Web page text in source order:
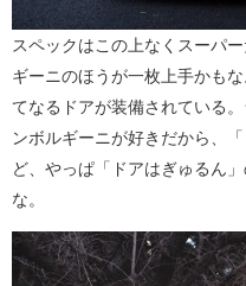
スペックはこの上なくスーパ
ギーニのほうが一枚上手かも
てなるドアが装備されている
ンボルギーニが好きだから、
ど、やっぱ「ドアはぎゅるん
な。